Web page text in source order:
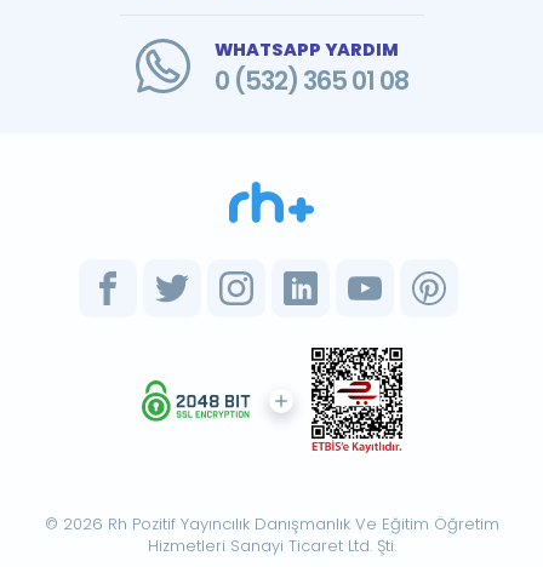
WHATSAPP YARDIM
0 (532) 365 01 08
© 2026 Rh Pozitif Yayıncılık Danışmanlık Ve Eğitim Öğretim
Hizmetleri Sanayi Ticaret Ltd. Şti.